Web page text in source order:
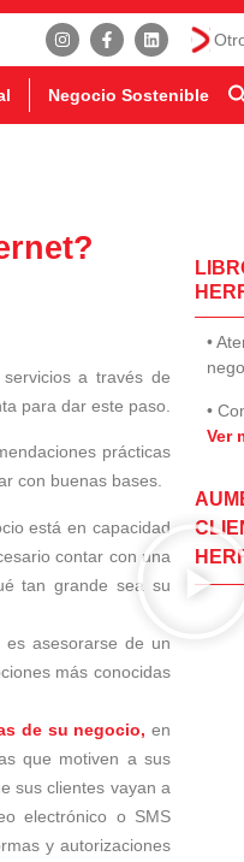
Negocio Sostenible
a través de
para dar este paso.
prácticas
con buenas bases.
está en capacidad
contar con una
tan grande sea su
es asesorarse de un
más conocidas
de su negocio, en
que motiven a sus
sus clientes vayan a
electrónico o SMS
y autorizaciones
•
•
Ver